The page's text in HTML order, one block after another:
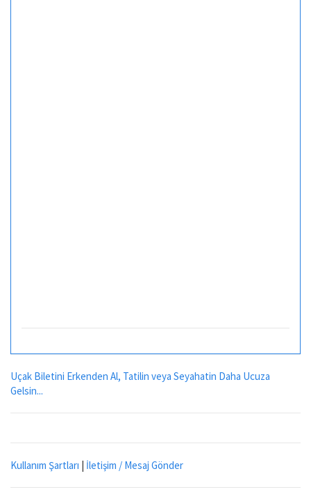
Uçak Biletini Erkenden Al, Tatilin veya Seyahatin Daha Ucuza
Gelsin...
Kullanım Şartları | İletişim / Mesaj Gönder